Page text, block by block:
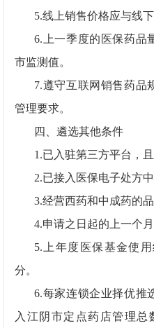
5.线上销售价格应与线
6. 上一季度的医保药
市监测值。
7.遵守互联网销售药品
管理要求。
四、遴选其他条件
1.已入驻第三方平台，
2.已接入医保电子处方
3.经营西药和中成药的
4.申请之日起的上一个
5. 上年度医保基金使
分。
6.每家连锁企业择优推
入 江阴市定点药店管理总